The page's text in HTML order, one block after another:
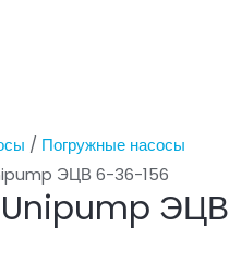
/ Погружные насосы
ЭЦВ 6-36-156
Unipump ЭЦВ